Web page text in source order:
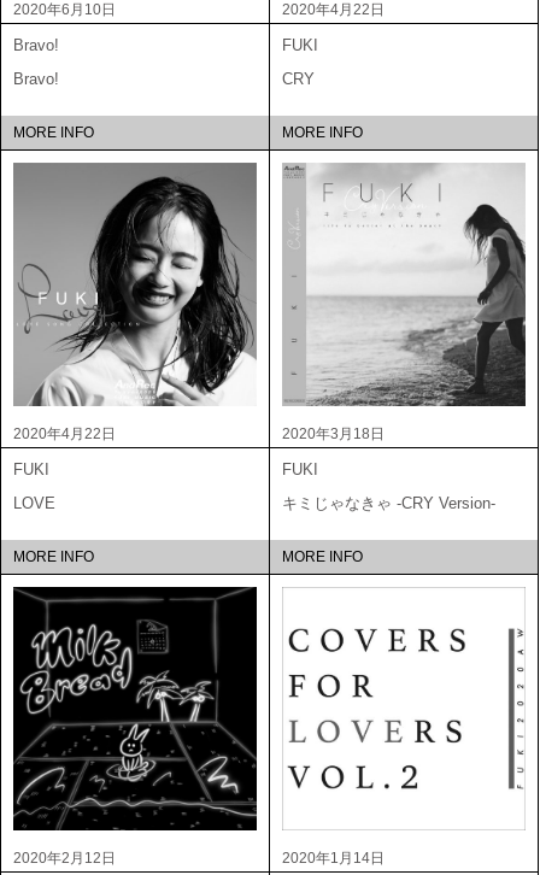
2020年6月10日
Bravo!
Bravo!
MORE INFO
2020年4月22日
FUKI
CRY
MORE INFO
2020年4月22日
FUKI
LOVE
MORE INFO
2020年3月18日
FUKI
キミじゃなきゃ -CRY Version-
MORE INFO
2020年2月12日 2020年1月14日